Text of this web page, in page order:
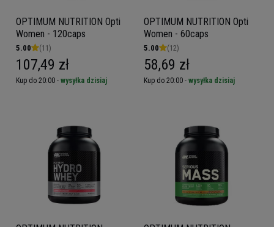
OPTIMUM NUTRITION Opti
Women - 120caps
5.00 (11)
107,49 zł
Kup do 20:00 - wysyłka dzisiaj
OPTIMUM NUTRITION Opti
Women - 60caps
5.00 (12)
58,69 zł
Kup do 20:00 - wysyłka dzisiaj